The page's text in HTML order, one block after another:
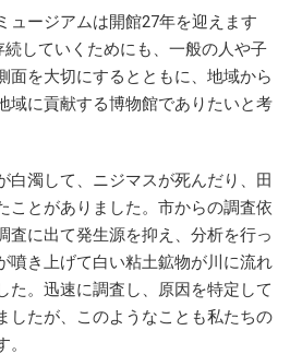
ュージアムは開館27年を迎えます
していくためにも、一般の人や子
面を大切にするとともに、地域から
域に貢献する博物館でありたいと考
濁して、ニジマスが死んだり、田
ことがありました。市からの調査依
査に出て発生源を抑え、分析を行っ
噴き上げて白い粘土鉱物が川に流れ
た。迅速に調査し、原因を特定して
したが、このようなことも私たちの